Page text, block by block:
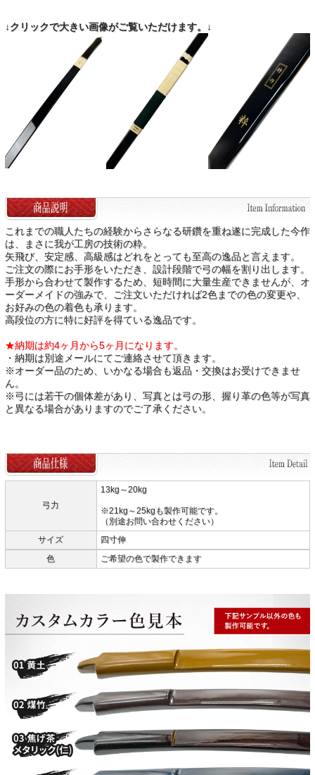
↓クリックで大きい画像がご覧いただけます。↓
これまでの職人たちの経験からさらなる研鑽を重ね遂に完成した今作
は、まさに我が工房の技術の粋。
矢飛び、安定感、高級感はどれをとっても至高の逸品と言えます。
ご注文の際にお手形をいただき、設計段階で弓の幅を割り出します。
手形から合わせて製作するため、短時間に大量生産できませんが、オ
ーダーメイドの強みで、ご注文いただければ2色までの色の変更や、
お好みの色の着色も承ります。
高段位の方に特に好評を得ている逸品です。
★納期は約4ヶ月から5ヶ月になります。
・納期は別途メールにてご連絡させて頂きます。
※オーダー品のため、いかなる場合も返品・交換はお受けできませ
ん。
※弓には若干の個体差があり、写真とは弓の形、握り革の色等が写真
と異なる場合がありますのでご了承ください。
弓力
13kg～20kg
※21kg～25kgも製作可能です。
（別途お問い合わせください）
サイズ
四寸伸
色
ご希望の色で製作できます